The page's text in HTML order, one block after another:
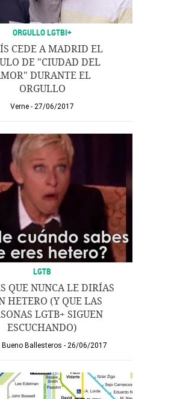
ORGULLO LGTBI+
CEDE A MADRID EL
DE "CIUDAD DEL
DURANTE EL
ORGULLO
Verne 27/06/2017
LGTB
QUE NUNCA LE DIRÍAS
HETERO (Y QUE LAS
LGTB+ SIGUEN
ESCUCHANDO)
Bueno Ballesteros 26/06/2017